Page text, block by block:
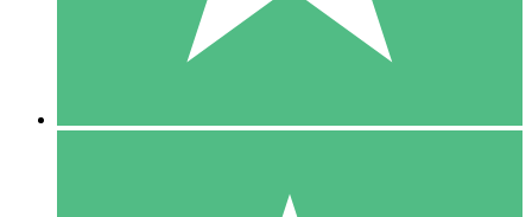
10 Downloads